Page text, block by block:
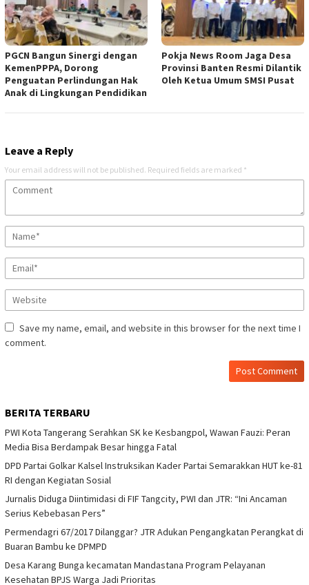
PGCN Bangun Sinergi dengan
KemenPPPA, Dorong
Penguatan Perlindungan Hak
Anak di Lingkungan Pendidikan
Pokja News Room Jaga Desa
Provinsi Banten Resmi Dilantik
Oleh Ketua Umum SMSI Pusat
Leave a Reply
Your email address will not be published. Required fields are marked *
Save my name, email, and website in this browser for the next time I
comment.
BERITA TERBARU
PWI Kota Tangerang Serahkan SK ke Kesbangpol, Wawan Fauzi: Peran
Media Bisa Berdampak Besar hingga Fatal
DPD Partai Golkar Kalsel Instruksikan Kader Partai Semarakkan HUT ke-81
RI dengan Kegiatan Sosial
Jurnalis Diduga Diintimidasi di FIF Tangcity, PWI dan JTR: “Ini Ancaman
Serius Kebebasan Pers”
Permendagri 67/2017 Dilanggar? JTR Adukan Pengangkatan Perangkat di
Buaran Bambu ke DPMPD
Desa Karang Bunga kecamatan Mandastana Program Pelayanan
Kesehatan BPJS Warga Jadi Prioritas